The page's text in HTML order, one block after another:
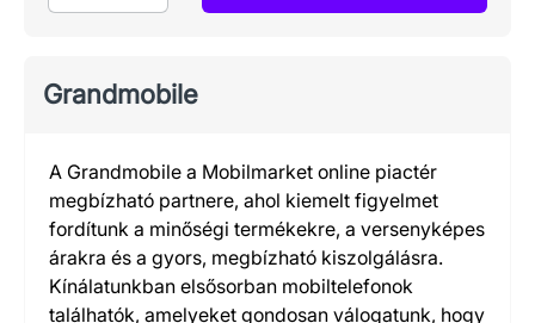
Grandmobile
A Grandmobile a Mobilmarket online piactér
megbízható partnere, ahol kiemelt figyelmet
fordítunk a minőségi termékekre, a versenyképes
árakra és a gyors, megbízható kiszolgálásra.
Kínálatunkban elsősorban mobiltelefonok
találhatók, amelyeket gondosan válogatunk, hogy